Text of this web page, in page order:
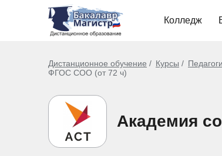
Колледж
Дистанционное обучение Курсы
ФГОС СОО (от 72 ч)
Академия